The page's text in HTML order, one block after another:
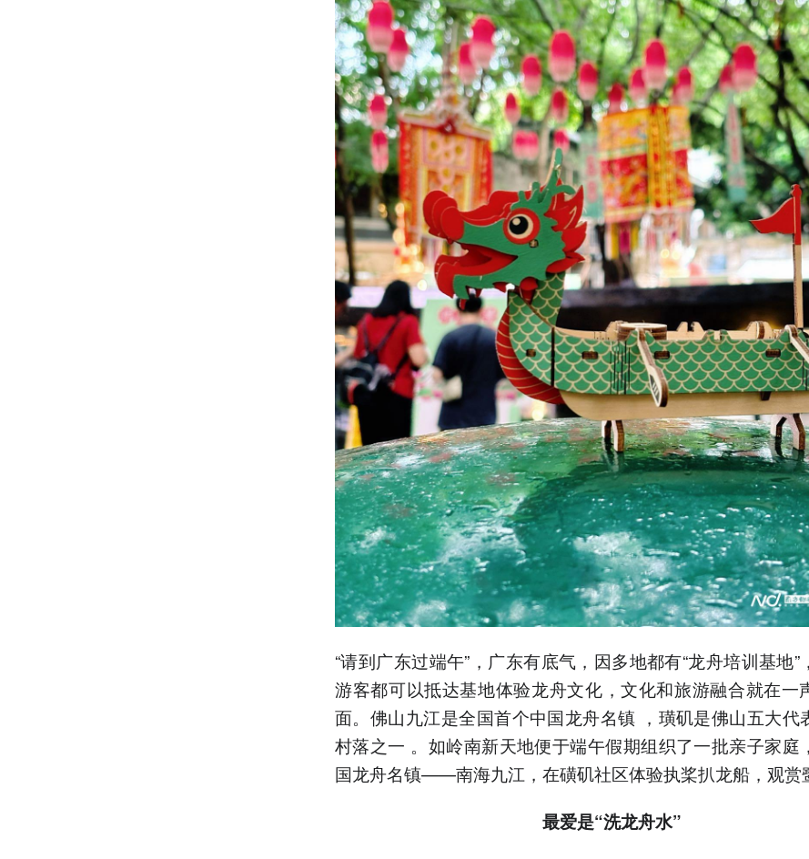
“请到广东过端午”，广东有底气，因多地都有“龙舟培训基地”
游客都可以抵达基地体验龙舟文化，文化和旅游融合就在一
面。佛山九江是全国首个中国龙舟名镇 ，璜矶是佛山五大代
村落之一 。如岭南新天地便于端午假期组织了一批亲子家庭
国龙舟名镇——南海九江，在磺矶社区体验执桨扒龙船，观赏
最爱是“洗龙舟水”